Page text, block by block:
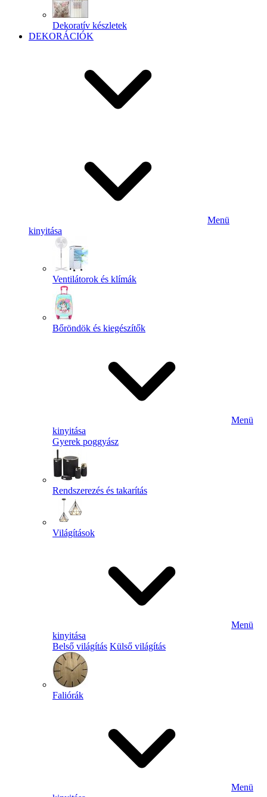
Dekoratív készletek
DEKORÁCIÓK
Menü
kinyitása
Ventilátorok és klímák
Bőröndök és kiegészítők
Menü
kinyitása
Gyerek poggyász
Rendszerezés és takarítás
Világítások
Menü
kinyitása
Belső világítás Külső világítás
Faliórák
Menü